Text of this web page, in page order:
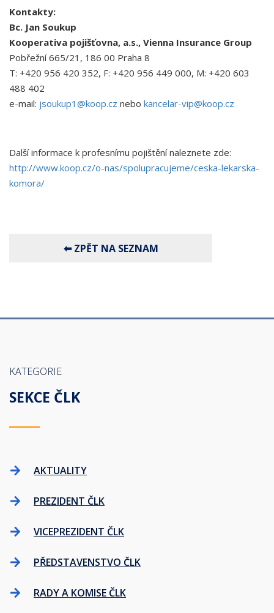
Kontakty:
Bc. Jan Soukup
Kooperativa pojišťovna, a.s., Vienna Insurance Group
Pobřežní 665/21, 186 00 Praha 8
T: +420 956 420 352, F: +420 956 449 000, M: +420 603
488 402
e-mail: jsoukup1@koop.cz nebo kancelar-vip@koop.cz
Další informace k profesnímu pojištění naleznete zde:
http://www.koop.cz/o-nas/spolupracujeme/ceska-lekarska-
komora/
KATEGORIE
SEKCE ČLK
AKTUALITY
PREZIDENT ČLK
VICEPREZIDENT ČLK
PŘEDSTAVENSTVO ČLK
RADY A KOMISE ČLK